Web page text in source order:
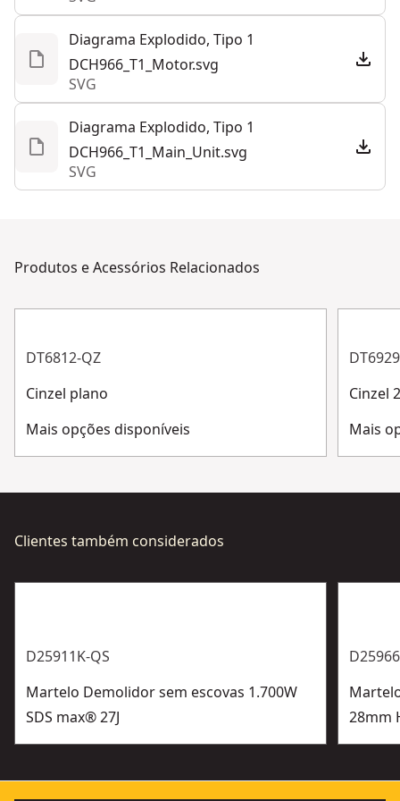
Diagrama Explodido, Tipo 1
DCH966_T1_Motor.svg
SVG
Diagrama Explodido, Tipo 1
DCH966_T1_Main_Unit.svg
SVG
Produtos e Acessórios Relacionados
DT6812-QZ
Cinzel plano
Mais opções disponíveis
Cinzel
Mais
Clientes também considerados
D25911K-QS
Martelo Demolidor sem escovas 1.700W
SDS max® 27J
28mm